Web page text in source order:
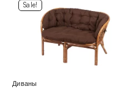
Sale!
Диваны